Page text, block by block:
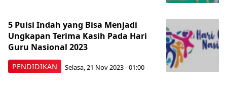
PENDIDIKAN
5 Puisi Indah yang Bisa Menjadi
Ungkapan Terima Kasih Pada Hari
Guru Nasional 2023
Selasa, 21 Nov 2023 - 01:00